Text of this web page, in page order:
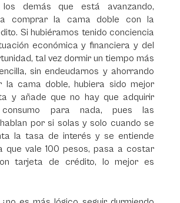
demás que está avanzando,
comprar la cama doble con la
Si hubiéramos tenido conciencia
económica y financiera y del
tal vez dormir un tiempo más
sin endeudarnos y ahorrando
la cama doble, hubiera sido mejor
y añade que no hay que adquirir
para nada, pues las
por si solas y solo cuando se
la tasa de interés y se entiende
que vale 100 pesos, pasa a costar
tarjeta de crédito, lo mejor es